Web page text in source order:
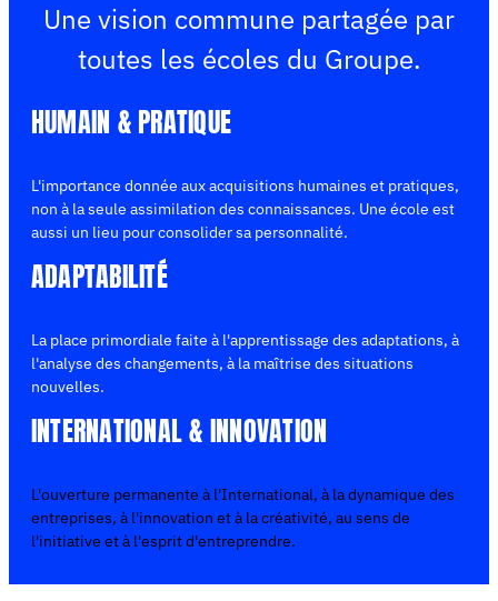
Une vision commune partagée par
toutes les écoles du Groupe.
HUMAIN & PRATIQUE
L'importance donnée aux acquisitions humaines et pratiques,
non à la seule assimilation des connaissances. Une école est
aussi un lieu pour consolider sa personnalité.
ADAPTABILITÉ
La place primordiale faite à l'apprentissage des adaptations, à
l'analyse des changements, à la maîtrise des situations
nouvelles.
INTERNATIONAL & INNOVATION
L'ouverture permanente à l'International, à la dynamique des
entreprises, à l'innovation et à la créativité, au sens de
l'initiative et à l'esprit d'entreprendre.